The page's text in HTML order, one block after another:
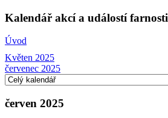
Kalendář akcí a událostí farnosti
Úvod
Květen 2025
červenec 2025
červen 2025